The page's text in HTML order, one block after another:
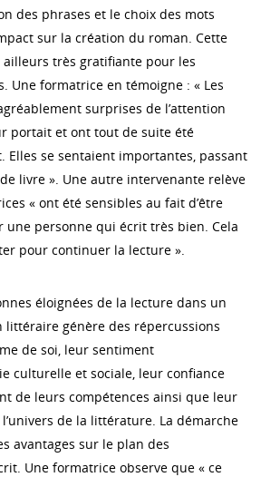
des phrases et le choix des mots
sur la création du roman. Cette
ailleurs très gratifiante pour les
Une formatrice en témoigne : « Les
surprises de l’attention
portait et ont tout de suite été
Elles se sentaient importantes, passant
livre ». Une autre intervenante relève
« ont été sensibles au fait d’être
une personne qui écrit très bien. Cela
pour continuer la lecture ».
éloignées de la lecture dans un
littéraire génère des répercussions
de soi, leur sentiment
culturelle et sociale, leur confiance
de leurs compétences ainsi que leur
de la littérature. La démarche
avantages sur le plan des
Une formatrice observe que « ce